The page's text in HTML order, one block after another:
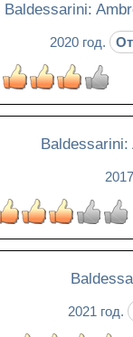
Baldessarini:
2020 год.
Baldessarini:
2021 год.